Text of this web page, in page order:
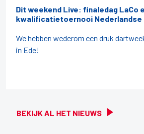
BEKIJK AL HET NIEUWS
Dit weekend Live: finaledag LaCo
kwalificatietoernooi Nederlandse
We hebben wederom een druk
in Ede!